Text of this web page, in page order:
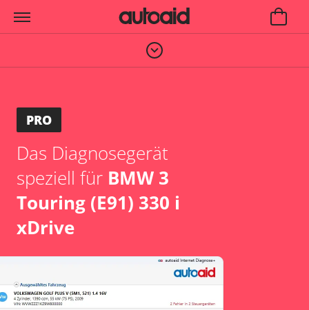
PRO
Das Diagnosegerät
speziell für BMW 3
Touring (E91) 330 i
xDrive